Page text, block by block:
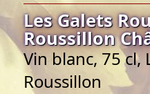
Les Galets
Roussillon
Vin blanc, 75 cl,
Roussillon